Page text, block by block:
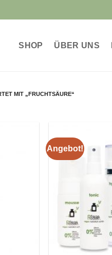
SHOP ÜBER UNS
MIT „FRUCHTSÄURE“
Angebot!